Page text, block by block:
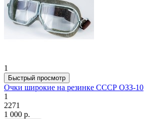
1
Быстрый просмотр
Очки широкие на резинке СССР ОЗЗ-10
1
2271
1 000 р.